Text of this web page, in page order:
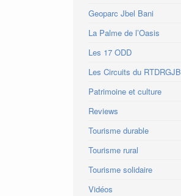
Geoparc Jbel Bani
La Palme de l’Oasis
Les 17 ODD
Les Circuits du RTDRGJB
Patrimoine et culture
Reviews
Tourisme durable
Tourisme rural
Tourisme solidaire
Vidéos